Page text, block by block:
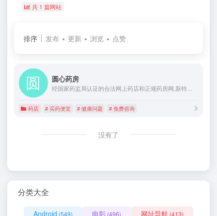
共 1 篇网站
排序 发布 更新 浏览 点赞
圆心药房
药店 # 买药便宜 # 健康问题 # 免费咨询
没有了
分类大全
Android (549) 电影 (496) 网址导航 (413)